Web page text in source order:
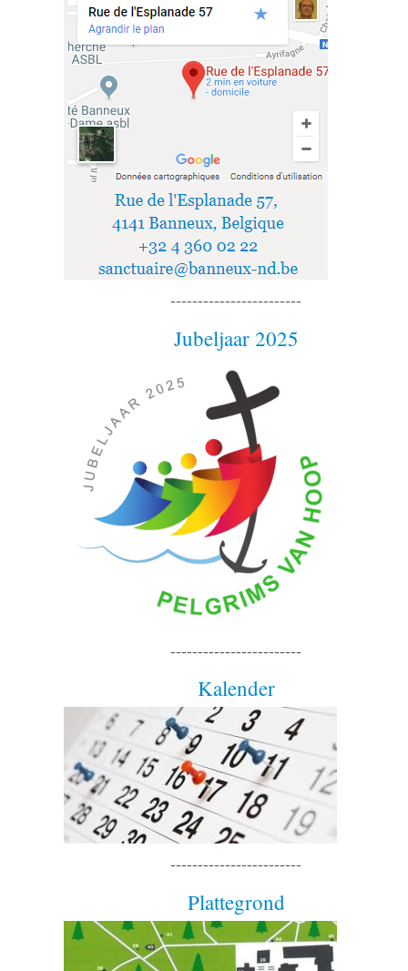
------------------------
Jubeljaar 2025
------------------------
Kalender
------------------------
Plattegrond